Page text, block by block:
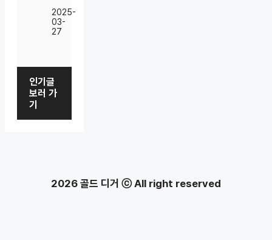
2025-
03-
27
인기글
보러 가
기
2026 골드 디거 ⓒ All right reserved